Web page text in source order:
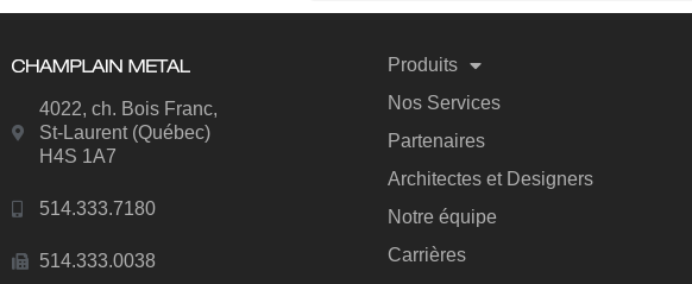
4022, ch. Bois Franc,
St-Laurent (Québec)
H4S 1A7
514.333.7180
514.333.0038
Produits
Nos Services
Partenaires
Architectes et Designers
Notre équipe
Carrières